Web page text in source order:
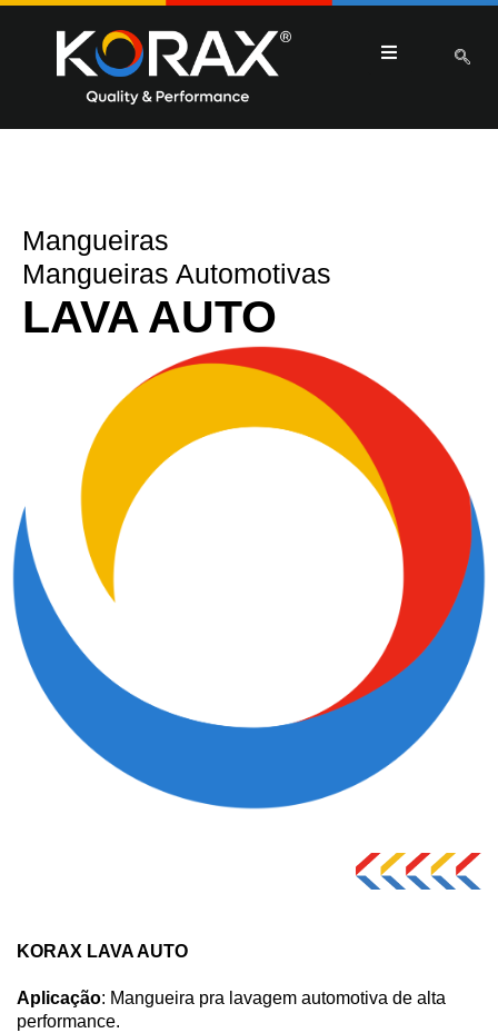
Mangueiras
Mangueiras Automotivas
LAVA AUTO
KORAX LAVA AUTO
Aplicação: Mangueira pra lavagem automotiva de alta
performance.